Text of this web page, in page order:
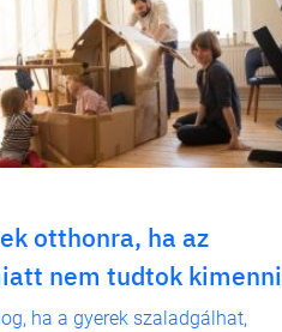
otthonra, ha az
nem tudtok kimenni
ha a gyerek szaladgálhat,